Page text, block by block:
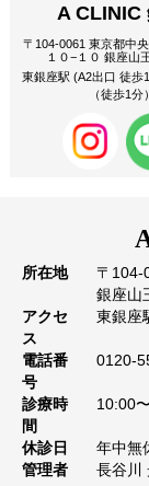
A CLINIC
〒104-0061 東京都中
１０−１０ 銀座山
東銀座駅 (A2出口 徒歩
（徒歩1分）
所在地
〒104-
銀座山
アクセ
ス
東銀座
電話番
号
0120-
診療時
間
10:00
休診日
年中無
管理者
長谷川